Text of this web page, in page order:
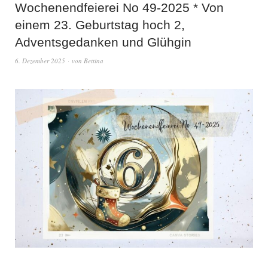
Wochenendfeierei No 49-2025 * Von
einem 23. Geburtstag hoch 2,
Adventsgedanken und Glühgin
6. Dezember 2025 von Bettina